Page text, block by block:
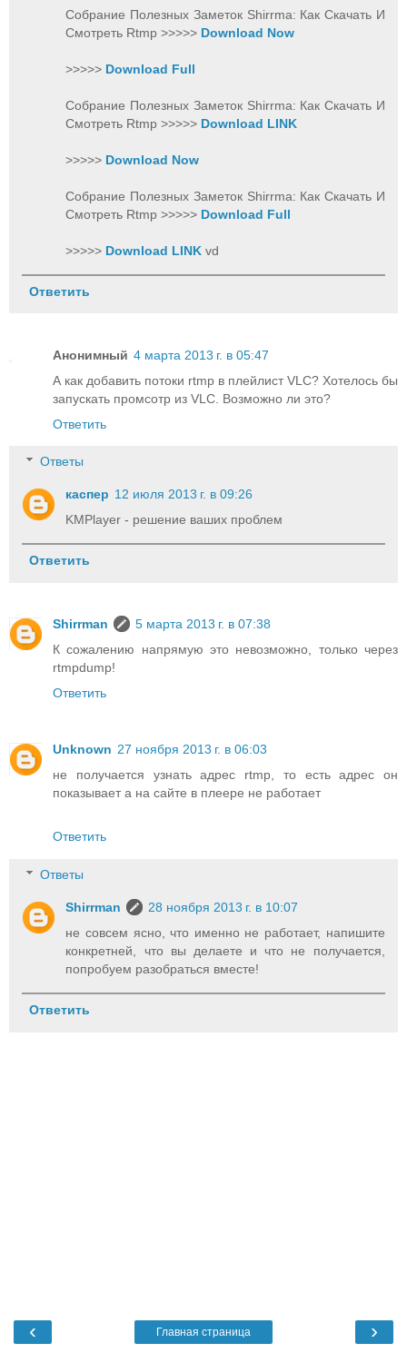
Собрание Полезных Заметок Shirrma: Как Скачать И
Смотреть Rtmp >>>>> Download Now
>>>>> Download Full
Собрание Полезных Заметок Shirrma: Как Скачать И
Смотреть Rtmp >>>>> Download LINK
>>>>> Download Now
Собрание Полезных Заметок Shirrma: Как Скачать И
Смотреть Rtmp >>>>> Download Full
>>>>> Download LINK vd
Ответить
Анонимный 4 марта 2013 г. в 05:47
А как добавить потоки rtmp в плейлист VLC? Хотелось бы
запускать промсотр из VLC. Возможно ли это?
Ответить
Ответы
каспер 12 июля 2013 г. в 09:26
KMPlayer - решение ваших проблем
Ответить
Shirrman
5 марта 2013 г. в 07:38
К сожалению напрямую это невозможно, только через
rtmpdump!
Ответить
Unknown 27 ноября 2013 г. в 06:03
не получается узнать адрес rtmp, то есть адрес он
показывает а на сайте в плеере не работает
Ответить
Ответы
Shirrman
28 ноября 2013 г. в 10:07
не совсем ясно, что именно не работает, напишите
конкретней, что вы делаете и что не получается,
попробуем разобраться вместе!
Ответить
‹ ›
Главная страница